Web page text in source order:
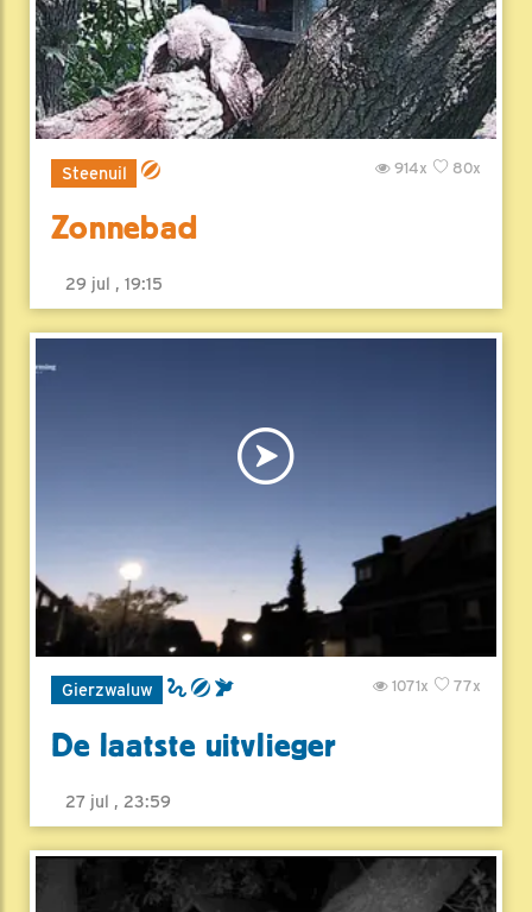
Steenuil 80x
914x
Zonnebad
29 jul , 19:15
Gierzwaluw 77x
1071x
De laatste uitvlieger
27 jul , 23:59